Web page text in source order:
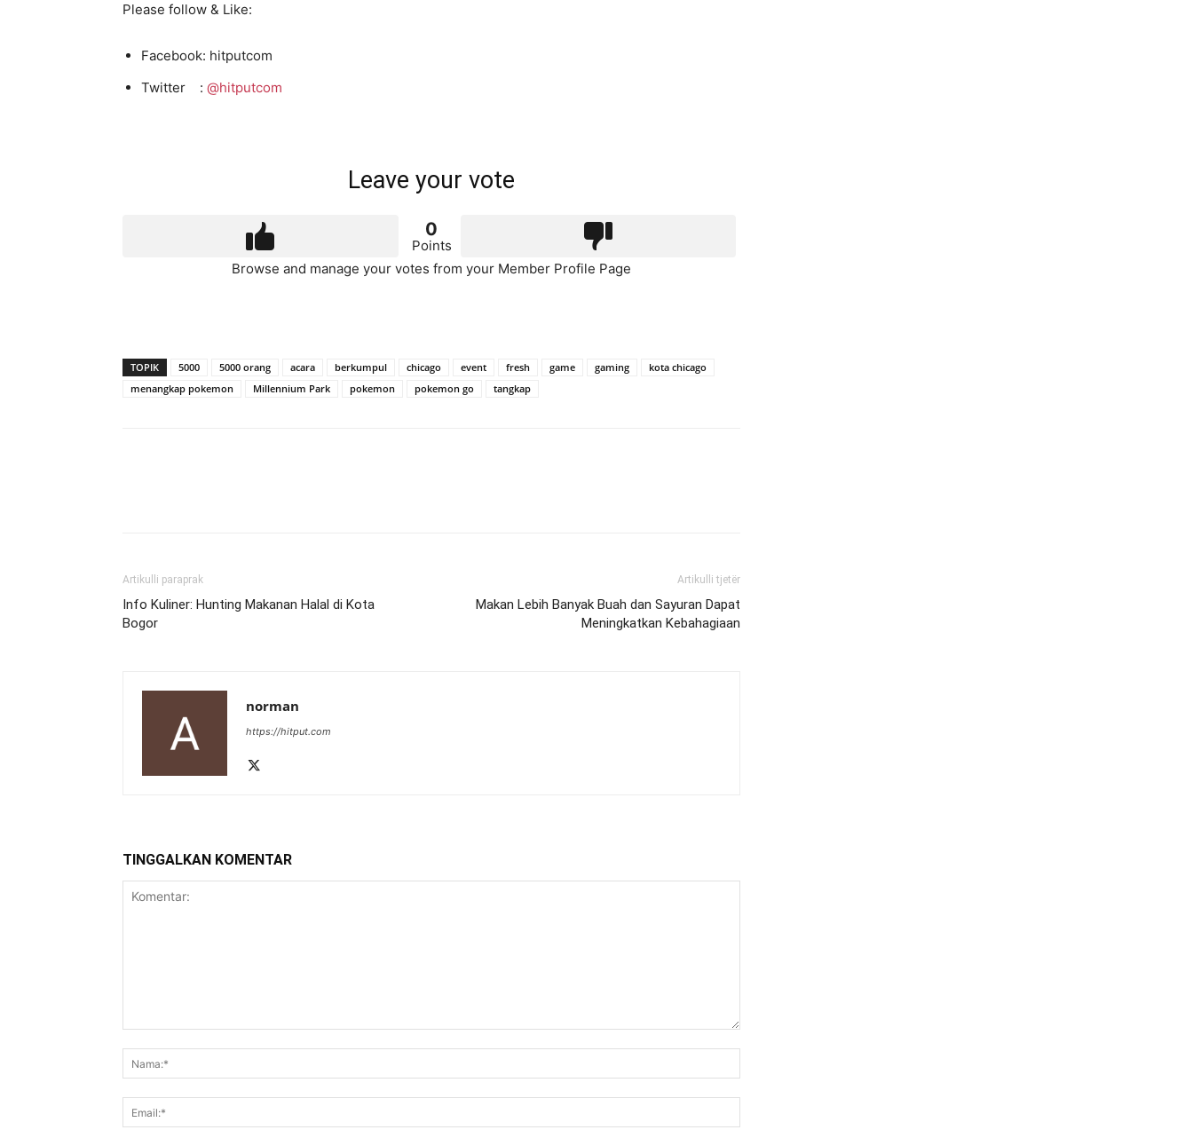
Please follow & Like:
Facebook: hitputcom
Twitter : @hitputcom
Leave your vote
0
Points
Browse and manage your votes from your Member Profile Page
TOPIK 5000 5000 orang acara berkumpul chicago event fresh game gaming
kota chicago
menangkap pokemon
Millennium Park pokemon pokemon go tangkap
Artikulli paraprak
Info Kuliner: Hunting Makanan Halal di Kota
Bogor
Artikulli tjetër
Makan Lebih Banyak Buah dan Sayuran Dapat
Meningkatkan Kebahagiaan
norman
https://hitput.com
TINGGALKAN KOMENTAR